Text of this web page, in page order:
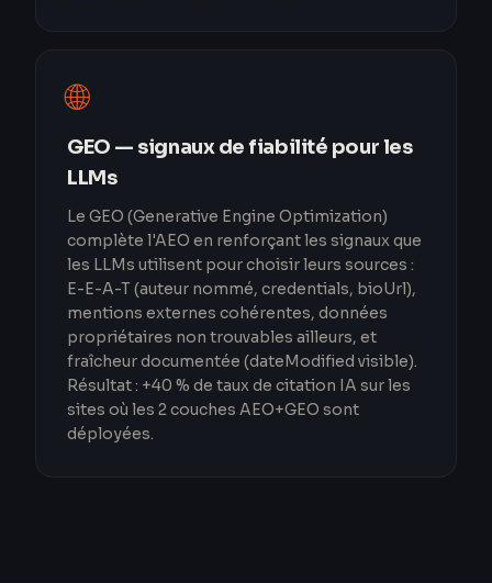
🌐
GEO — signaux de fiabilité pour les
LLMs
Le GEO (Generative Engine Optimization)
complète l'AEO en renforçant les signaux que
les LLMs utilisent pour choisir leurs sources :
E-E-A-T (auteur nommé, credentials, bioUrl),
mentions externes cohérentes, données
propriétaires non trouvables ailleurs, et
fraîcheur documentée (dateModified visible).
Résultat : +40 % de taux de citation IA sur les
sites où les 2 couches AEO+GEO sont
déployées.